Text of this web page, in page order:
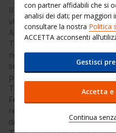
Il noleggio auto
vivere al meglio il vostro
Assicuratevi di aver visitato
Tolosa: potete usare il
nostro servizio a Tolosa; in
semplicemente continuare a
più sulla convenienza di
Tolosa è una delle città più
Frnacia. E' ubicata molto
rende una meta molto
delle escursioni in montagna
con partner affidabili che si
analisi dei dati; per maggiori
consultare la nostra Politica
ACCETTA acconsenti
Gestisci
Accetta e
Continua